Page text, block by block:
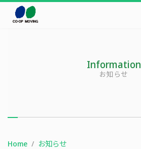
本文までスキップする
Information
お知らせ
Home
お知らせ